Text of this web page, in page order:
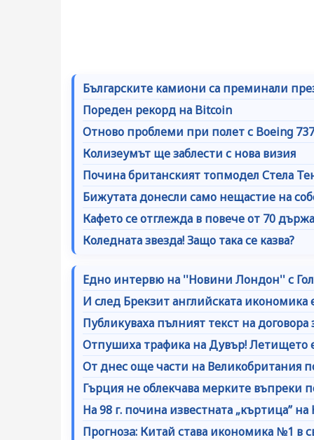
Българските камиони са преминали
Пореден рекорд на Bitcoin
Отново проблеми при полет с Boeing
Колизеумът ще заблести с нова визия
Почина британският топмодел Стела
Бижутата донесли само нещастие на
Кафето се отглежда в повече от 70
Коледната звезда! Защо така се казва?
Едно интервю на ''Новини Лондон'' с
И след Брекзит английската икономика
Публикуваха пълният текст на
Отпушиха трафика на Дувър! Летището
От днес още части на Великобритания
Гърция не облекчава мерките въпреки
На 98 г. почина известната „къртица”
Прогнозa: Китай става икономика №1 в